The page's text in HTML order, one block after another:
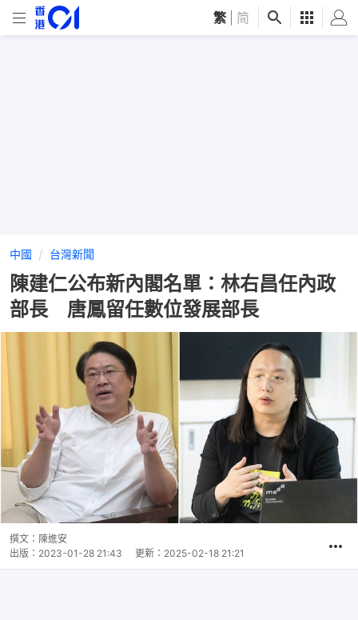
繁 简
中國 台灣新聞
陳建仁公布新內閣名單：林右昌任內政
部長 唐鳳留任數位發展部長
撰文： 陳進安
出版： 2023-01-28 21:43 更新： 2025-02-18 21:21